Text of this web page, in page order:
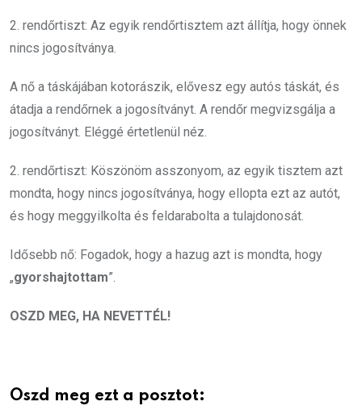
2. rendőrtiszt: Az egyik rendőrtisztem azt állítja, hogy önnek
nincs jogosítványa.
A nő a táskájában kotorászik, elővesz egy autós táskát, és
átadja a rendőrnek a jogosítványt. A rendőr megvizsgálja a
jogosítványt. Eléggé értetlenül néz.
2. rendőrtiszt: Köszönöm asszonyom, az egyik tisztem azt
mondta, hogy nincs jogosítványa, hogy ellopta ezt az autót,
és hogy meggyilkolta és feldarabolta a tulajdonosát.
Idősebb nő: Fogadok, hogy a hazug azt is mondta, hogy
„gyorshajtottam”.
OSZD MEG, HA NEVETTÉL!
Oszd meg ezt a posztot: